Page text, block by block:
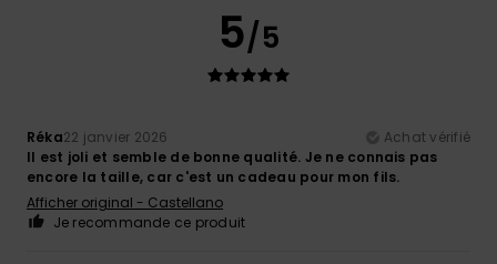
5/5
Réka22 janvier 2026
Achat vérifié
Il est joli et semble de bonne qualité. Je ne connais pas
encore la taille, car c'est un cadeau pour mon fils.
Afficher original - Castellano
Je recommande ce produit